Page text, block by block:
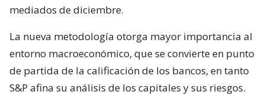
mediados de diciembre.
La nueva metodología otorga mayor importancia al
entorno macroeconómico, que se convierte en punto
de partida de la calificación de los bancos, en tanto
S&P afina su análisis de los capitales y sus riesgos.